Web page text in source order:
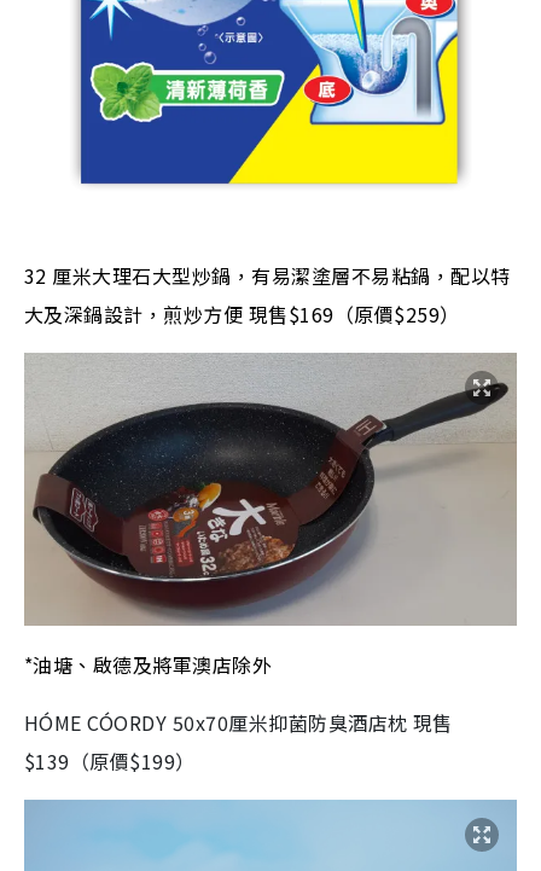
32 厘米大理石大型炒鍋，有易潔塗層不易粘鍋，配以特
大及深鍋設計，煎炒方便 現售$169（原價$259）
*油塘、啟德及將軍澳店除外
HÓME CÓORDY 50x70厘米抑菌防臭酒店枕 現售
$139（原價$199）